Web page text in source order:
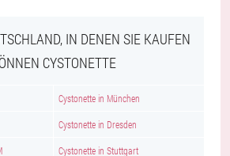
IN DENEN SIE KAUFEN
CYSTONETTE
Cystonette in München
Cystonette in Dresden
Cystonette in Stuttgart